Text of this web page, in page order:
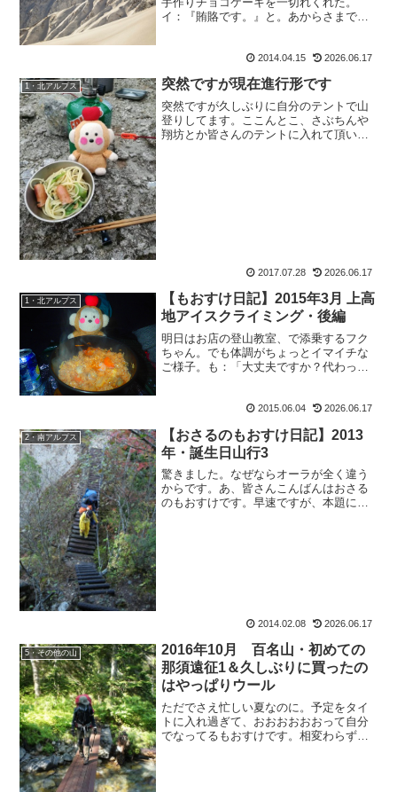
イ：『賄賂です。』と。あからさまでは
も：『あの一日がかりで作って、二度と
作りたくないって思うほど大変...
2014.04.15 2026.06.17
1・北アルプス 突然ですが現在進行形です
突然ですが久しぶりに自分のテントで山
登りしてます。ここんとこ、さぶちんや
翔坊とか皆さんのテントに入れて頂いて
2017.07.28 2026.06.17
1・北アルプス
【もおすけ日記】2015年3月 上高
地アイスクライミング・後編
明日はお店の登山教室、で添乗するフク
ちゃん。でも体調がちょっとイマイチな
ご様子。も：「大丈夫ですか？代わって
ら、ワニおさんワ：「いや、今回はコメ
2015.06.04 2026.06.17
2・南アルプス
【おさるのもおすけ日記】2013
年・誕生日山行3
驚きました。なぜならオーラが全く違う
からです。あ、皆さんこんばんはおさる
のもおすけです。早速ですが、本題に入
2014.02.08 2026.06.17
5・その他の山
2016年10月 百名山・初めての
那須遠征1＆久しぶりに買ったの
はやっぱりウール
ただでさえ忙しい夏なのに。予定をタイ
トに入れ過ぎて、おおおおおおって自分
でなってるもおすけです。相変わらず猪